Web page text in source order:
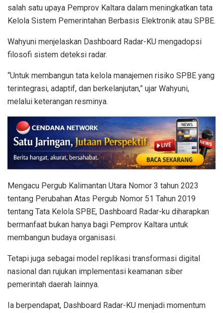
salah satu upaya Pemprov Kaltara dalam meningkatkan tata
Kelola Sistem Pemerintahan Berbasis Elektronik atau SPBE.
Wahyuni menjelaskan Dashboard Radar-KU mengadopsi
filosofi sistem deteksi radar.
“Untuk membangun tata kelola manajemen risiko SPBE yang
terintegrasi, adaptif, dan berkelanjutan,” ujar Wahyuni,
melalui keterangan resminya.
Mengacu Pergub Kalimantan Utara Nomor 3 tahun 2023
tentang Perubahan Atas Pergub Nomor 51 Tahun 2019
tentang Tata Kelola SPBE, Dashboard Radar-ku diharapkan
bermanfaat bukan hanya bagi Pemprov Kaltara untuk
membangun budaya organisasi.
Tetapi juga sebagai model replikasi transformasi digital
nasional dan rujukan implementasi keamanan siber
pemerintah daerah lainnya.
Ia berpendapat, Dashboard Radar-KU menjadi momentum